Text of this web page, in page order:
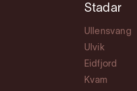
Stadar
Ullensvang
Ulvik
Eidfjord
Kvam